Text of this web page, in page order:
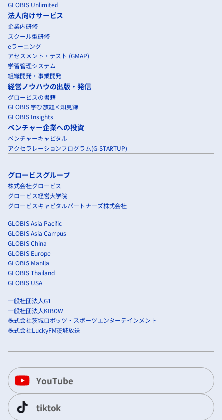
GLOBIS Unlimited
法人向けサービス
企業内研修
スクール型研修
eラーニング
アセスメント・テスト (GMAP)
学習管理システム
組織開発・事業開発
経営ノウハウの出版・発信
グロービスの書籍
GLOBIS 学び放題×知見録
GLOBIS Insights
ベンチャー企業への投資
ベンチャーキャピタル
アクセラレーションプログラム(G-STARTUP)
グロービスグループ
株式会社グロービス
グロービス経営大学院
グロービスキャピタルパートナーズ株式会社
GLOBIS Asia Pacific
GLOBIS Asia Campus
GLOBIS China
GLOBIS Europe
GLOBIS Manila
GLOBIS Thailand
GLOBIS USA
一般社団法人G1
一般社団法人KIBOW
株式会社茨城ロボッツ・スポーツエンターテインメント
株式会社LuckyFM茨城放送
YouTube
tiktok